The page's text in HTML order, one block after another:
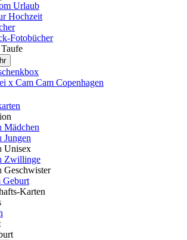
Urlaub
Hochzeit
Fotobücher
x Cam Cam Copenhagen
Mädchen
Jungen
Unisex
Zwillinge
Geschwister
Geburt
Karten